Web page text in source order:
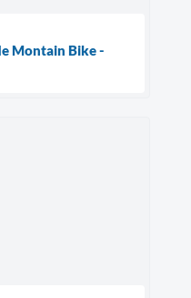
Montain Bike -